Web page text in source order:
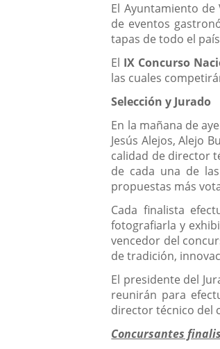
El Ayuntamiento
de eventos
tapas de todo el
El IX Concurso
las cuales
Selección y Jurado
En la mañana de
Jesús Alejos, Alejo
calidad de director
de cada una de
propuestas más
Cada finalista
fotografiarla y
vencedor del
de tradición,
El presidente del
reunirán para
director técnico del
Concursantes